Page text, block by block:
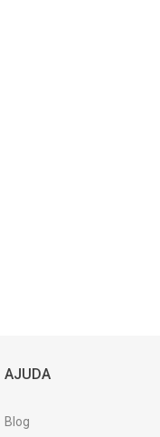
AJUDA
Blog